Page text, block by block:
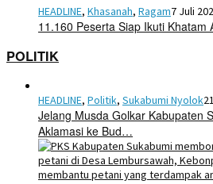
HEADLINE, Khasanah, Ragam7 Juli
11.160 Peserta Siap Ikuti
POLITIK
HEADLINE, Politik, Sukabumi Nyolok
Jelang Musda Golkar Kabupaten
Aklamasi ke Bud…